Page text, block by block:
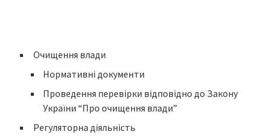
Очищення влади
Нормативні документи
Проведення перевірки відповідно до Закону
України “Про очищення влади”
Регуляторна діяльність